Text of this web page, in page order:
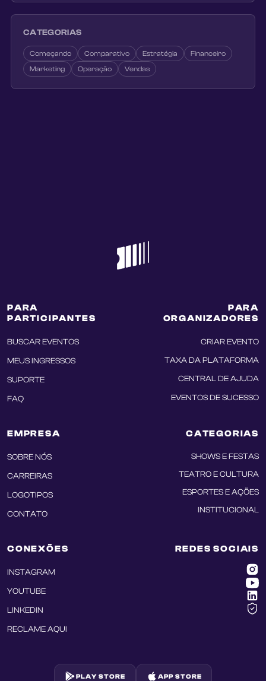
CATEGORIAS
Começando Comparativo Estratégia
Financeiro
Marketing
Operação Vendas
PARA
PARTICIPANTES
BUSCAR EVENTOS
MEUS INGRESSOS
SUPORTE
FAQ
PARA
ORGANIZADORES
CRIAR EVENTO
TAXA DA PLATAFORMA
CENTRAL DE AJUDA
EVENTOS DE SUCESSO
EMPRESA
SOBRE NÓS
CARREIRAS
LOGOTIPOS
CONTATO
CATEGORIAS
SHOWS E FESTAS
TEATRO E CULTURA
ESPORTES E AÇÕES
INSTITUCIONAL
CONEXÕES
INSTAGRAM
YOUTUBE
LINKEDIN
RECLAME AQUI
REDES SOCIAIS
PLAY STORE APP STORE